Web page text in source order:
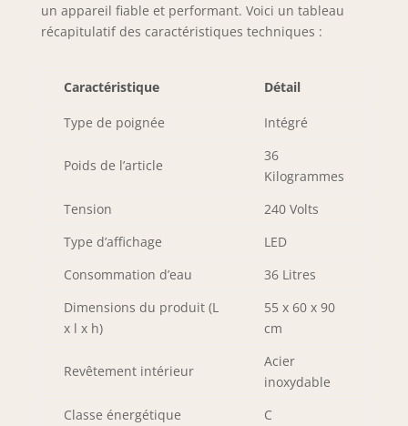
un appareil fiable et performant. Voici un tableau
récapitulatif des caractéristiques techniques :
Caractéristique Détail
Type de poignée Intégré
Poids de l’article
36
Kilogrammes
Tension
240 Volts
Type d’affichage
LED
Consommation d’eau
36 Litres
Dimensions du produit (L
x l x h)
55 x 60 x 90
cm
Revêtement intérieur
Acier
inoxydable
Classe énergétique
C